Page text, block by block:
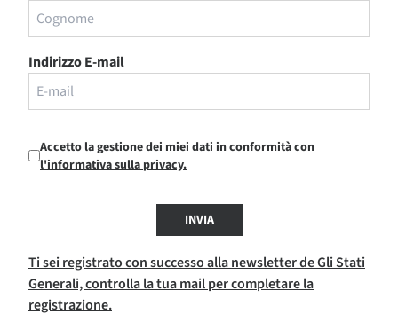
Indirizzo E-mail
Accetto la gestione dei miei dati in conformità con
l'informativa sulla privacy.
INVIA
Ti sei registrato con successo alla newsletter de Gli Stati
Generali, controlla la tua mail per completare la
registrazione.